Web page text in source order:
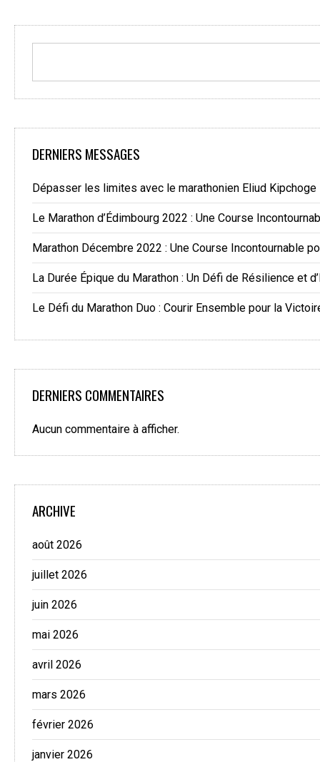
DERNIERS MESSAGES
Dépasser les limites avec le marathonien Eliud Kipchoge
Le Marathon d’Édimbourg 2022 : Une Course
Marathon Décembre 2022 : Une Course Incontournable
La Durée Épique du Marathon : Un Défi de Résilience et
Le Défi du Marathon Duo : Courir Ensemble pour la
DERNIERS COMMENTAIRES
Aucun commentaire à afficher.
ARCHIVE
août 2026
juillet 2026
juin 2026
mai 2026
avril 2026
mars 2026
février 2026
janvier 2026